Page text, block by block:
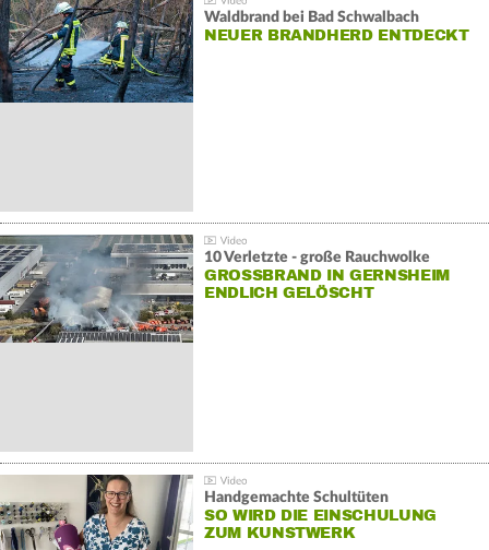
Waldbrand bei Bad Schwalbach
NEUER BRANDHERD ENTDECKT
10 Verletzte - große Rauchwolke
GROSSBRAND IN GERNSHEIM E
NDLICH GELÖSCHT
Handgemachte Schultüten
SO WIRD DIE EINSCHULUNG
ZUM KUNSTWERK